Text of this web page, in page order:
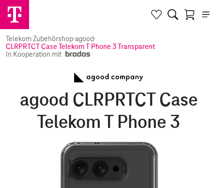
Telekom Zubehörshop·agood·
CLRPRTCT Case Telekom T Phone 3 Transparent
In Kooperation mit
agood CLRPRTCT Case
Telekom T Phone 3